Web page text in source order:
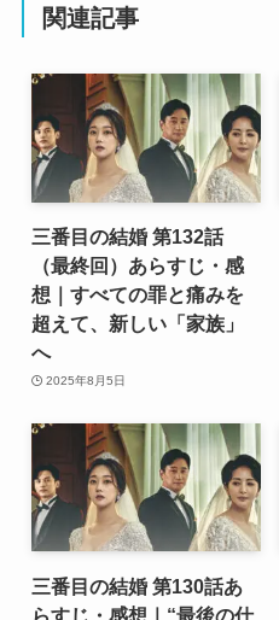
関連記事
三番目の結婚 第132話
（最終回）あらすじ・感
想｜すべての罪と痛みを
超えて、新しい「家族」
へ
2025年8月5日
三番目の結婚 第130話あ
らすじ・感想｜“最後の仕